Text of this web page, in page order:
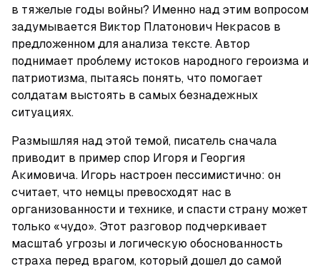
в тяжелые годы войны? Именно над этим вопросом
задумывается Виктор Платонович Некрасов в
предложенном для анализа тексте. Автор
поднимает проблему истоков народного героизма и
патриотизма, пытаясь понять, что помогает
солдатам выстоять в самых безнадежных
ситуациях.
Размышляя над этой темой, писатель сначала
приводит в пример спор Игоря и Георгия
Акимовича. Игорь настроен пессимистично: он
считает, что немцы превосходят нас в
организованности и технике, и спасти страну может
только «чудо». Этот разговор подчеркивает
масштаб угрозы и логическую обоснованность
страха перед врагом, который дошел до самой